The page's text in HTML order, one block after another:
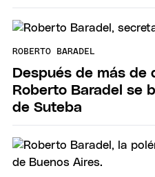
ROBERTO BARADEL
Después de más de
Roberto Baradel se
de Suteba